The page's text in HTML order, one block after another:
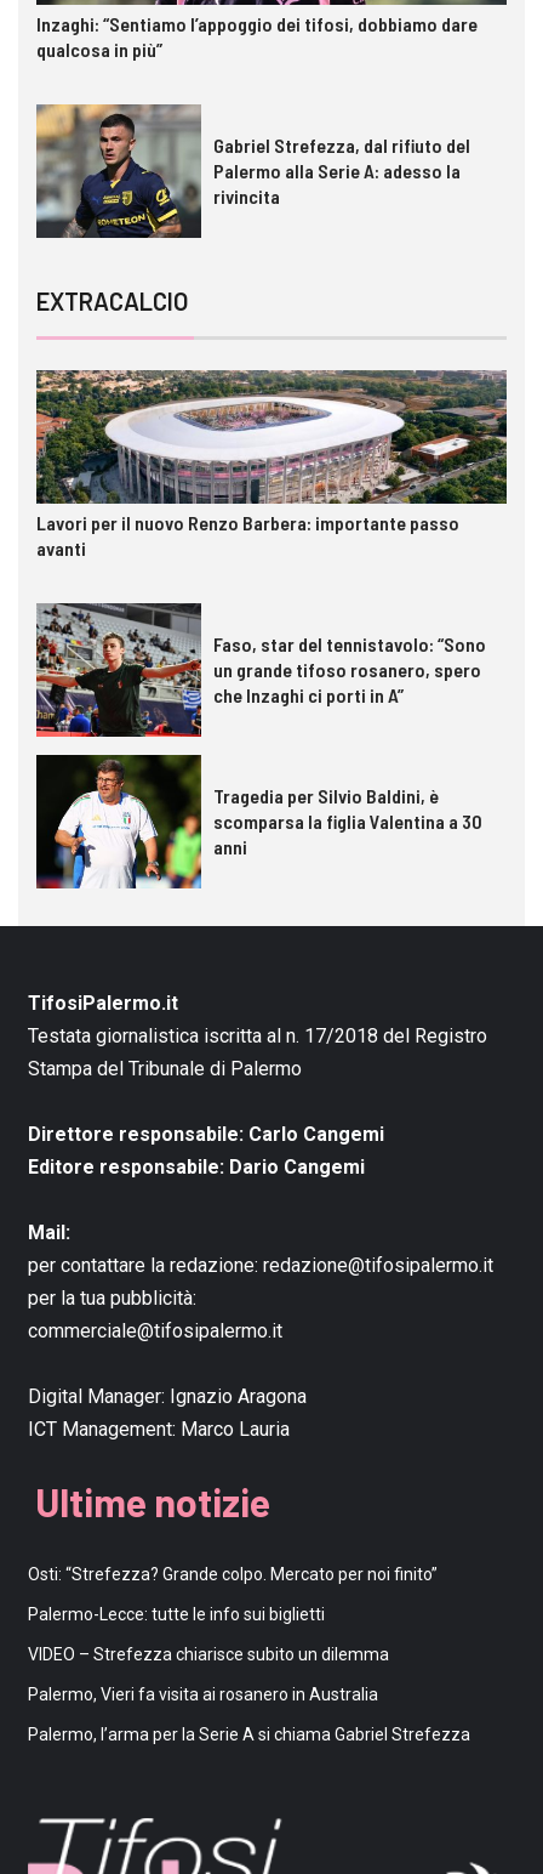
Inzaghi: “Sentiamo l’appoggio dei tifosi, dobbiamo dare
qualcosa in più”
Gabriel Strefezza, dal rifiuto del
Palermo alla Serie A: adesso la
rivincita
EXTRACALCIO
Lavori per il nuovo Renzo Barbera: importante passo
avanti
Faso, star del tennistavolo: “Sono
un grande tifoso rosanero, spero
che Inzaghi ci porti in A”
Tragedia per Silvio Baldini, è
scomparsa la figlia Valentina a 30
anni
TifosiPalermo.it
Testata giornalistica iscritta al n. 17/2018 del Registro
Stampa del Tribunale di Palermo
Direttore responsabile: Carlo Cangemi
Editore responsabile: Dario Cangemi
Mail:
per contattare la redazione: redazione@tifosipalermo.it
per la tua pubblicità:
commerciale@tifosipalermo.it
Digital Manager: Ignazio Aragona
ICT Management: Marco Lauria
Ultime notizie
Osti: “Strefezza? Grande colpo. Mercato per noi finito”
Palermo-Lecce: tutte le info sui biglietti
VIDEO – Strefezza chiarisce subito un dilemma
Palermo, Vieri fa visita ai rosanero in Australia
Palermo, l’arma per la Serie A si chiama Gabriel Strefezza